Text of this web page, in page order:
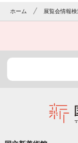
ホーム 展覧会情報